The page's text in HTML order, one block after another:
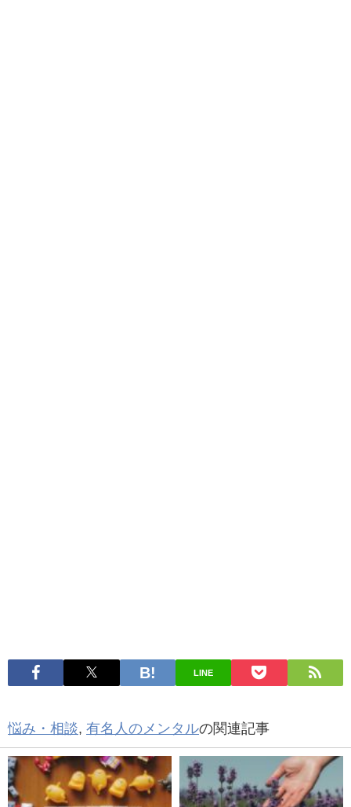
LINE
悩み・相談, 有名人のメンタルの関連記事